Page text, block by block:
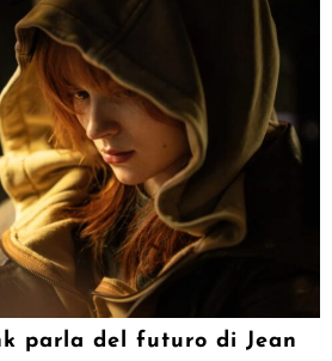
parla del futuro di Jean